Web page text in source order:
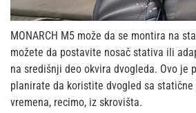
MONARCH M5 može da se montira na
možete da postavite nosač stativa ili
na središnji deo okvira dvogleda. Ovo je
planirate da koristite dvogled sa
vremena, recimo, iz skrovišta.